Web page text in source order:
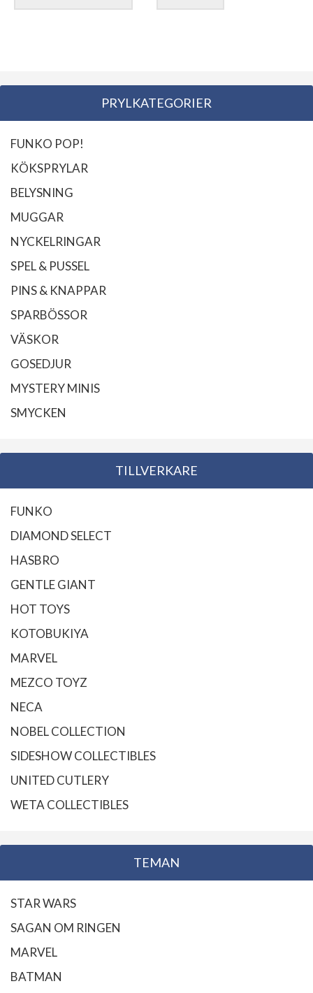
PRYLKATEGORIER
FUNKO POP!
KÖKSPRYLAR
BELYSNING
MUGGAR
NYCKELRINGAR
SPEL & PUSSEL
PINS & KNAPPAR
SPARBÖSSOR
VÄSKOR
GOSEDJUR
MYSTERY MINIS
SMYCKEN
TILLVERKARE
FUNKO
DIAMOND SELECT
HASBRO
GENTLE GIANT
HOT TOYS
KOTOBUKIYA
MARVEL
MEZCO TOYZ
NECA
NOBEL COLLECTION
SIDESHOW COLLECTIBLES
UNITED CUTLERY
WETA COLLECTIBLES
TEMAN
STAR WARS
SAGAN OM RINGEN
MARVEL
BATMAN